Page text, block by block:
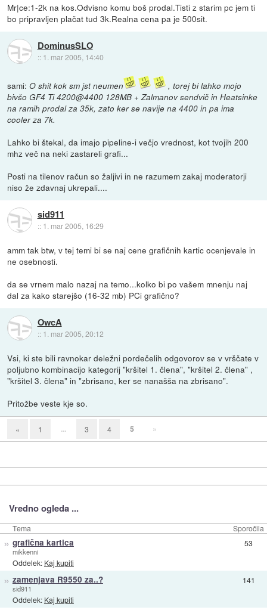
Mr|ce:1-2k na kos.Odvisno komu boš prodal.Tisti z starim pc jem ti
bo pripravljen plačat tud 3k.Realna cena pa je 500sit.
DominusSLO
:: 1. mar 2005, 14:40
sami:O shit kok sm jst neumen
, torej bi lahko mojo
bivšo GF4 Ti 4200@4400 128MB + Zalmanov sendvič in Heatsinke
na ramih prodal za 35k, zato ker se navije na 4400 in pa ima
cooler za 7k.
Lahko bi štekal, da imajo pipeline-i večjo vrednost, kot tvojih 200
mhz več na neki zastareli grafi...
Posti na tilenov račun so žaljivi in ne razumem zakaj moderatorji
niso že zdavnaj ukrepali....
sid911
:: 1. mar 2005, 16:29
amm tak btw, v tej temi bi se naj cene grafičnih kartic ocenjevale in
ne osebnosti.
da se vrnem malo nazaj na temo...kolko bi po vašem mnenju naj
dal za kako starejšo (16-32 mb) PCi grafično?
OwcA
:: 1. mar 2005, 20:12
Vsi, ki ste bili ravnokar deležni pordečelih odgovorov se v vrščate v
poljubno kombinacijo kategorij "kršitel 1. člena", "kršitel 2. člena" ,
"kršitel 3. člena" in "zbrisano, ker se nanašša na zbrisano".
Pritožbe veste kje so.
« 1 ... 3 4 5 »
Vredno ogleda ...
Tema Sporočila
» grafična kartica
mikkenni
Oddelek: Kaj kupiti
53
» zamenjava R9550 za..?
sid911
Oddelek: Kaj kupiti
141